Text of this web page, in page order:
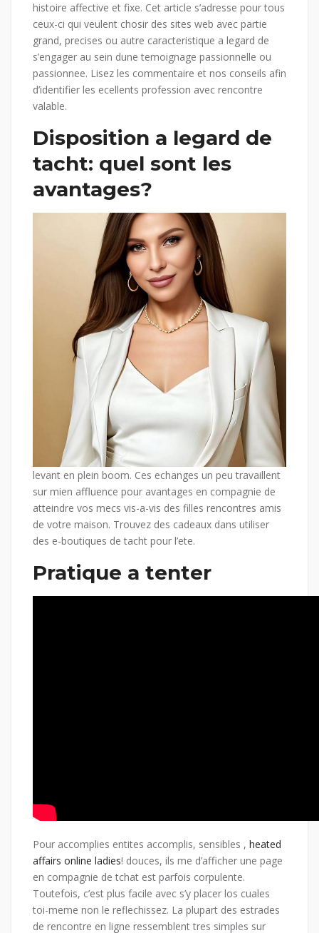
histoire affective et fixe. Cet article s’adresse pour tous
ceux-ci qui veulent chosir des sites web avec partie
grand, precises ou autre caracteristique a legard de
s’engager au sein dune temoignage passionnelle ou
passionnee. Lisez les commentaire et nos conseils afin
d’identifier les ecellents profession avec rencontre
valable.
Disposition a legard de
tacht: quel sont les
avantages?
levant en plein boom. Ces echanges un peu travaillent
sur mien affluence pour avantages en compagnie de
atteindre vos mecs vis-a-vis des filles rencontres amis
de votre maison. Trouvez des cadeaux dans utiliser
des e-boutiques de tacht pour l’ete.
Pratique a tenter
Pour accomplies entites accomplis, sensibles , heated
affairs online ladies! douces, ils me d’afficher une page
en compagnie de tchat est parfois corpulente.
Toutefois, c’est plus facile avec s’y placer los cuales
toi-meme non le reflechissez. La plupart des estrades
de rencontre en ligne ressemblent tres simples sur